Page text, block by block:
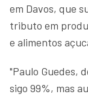
em Davos, que
tributo em
e alimentos
"Paulo Guedes,
sigo 99%, mas